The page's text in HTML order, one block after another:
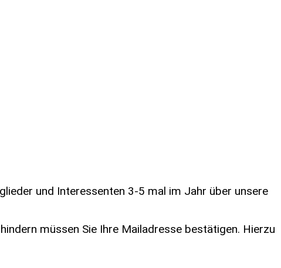
und Interessenten 3-5 mal im Jahr über unsere
müssen Sie Ihre Mailadresse bestätigen. Hierzu